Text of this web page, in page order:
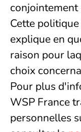
conjointement
Cette
explique en
raison pour
choix
Pour plus
WSP France
personnelles